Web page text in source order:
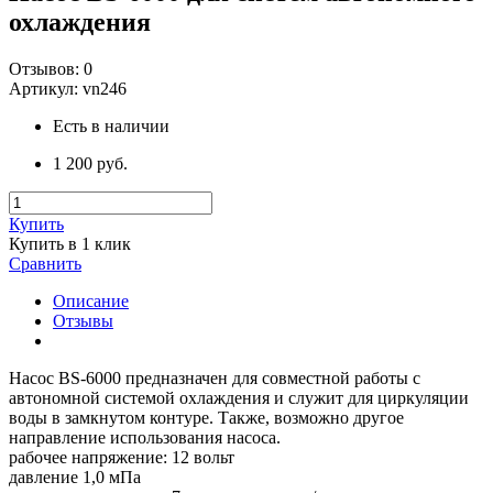
охлаждения
Отзывов: 0
Артикул: vn246
Есть в наличии
1 200 руб.
Купить
Купить в 1 клик
Сравнить
Описание
Отзывы
Насос BS-6000 предназначен для совместной работы с
автономной системой охлаждения и служит для циркуляции
воды в замкнутом контуре. Также, возможно другое
направление использования насоса.
рабочее напряжение: 12 вольт
давление 1,0 мПа